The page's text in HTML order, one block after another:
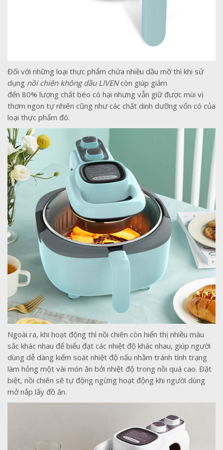
Đối với những loại thực phẩm chứa nhiều dầu mỡ thì khi sử
dụng nồi chiên không dầu LIVENcòn giúp giảm
đến 80% lượng chất béo có hại nhưng vẫn giữ được mùi vị
thơm ngon tự nhiên cũng như các chất dinh dưỡng vốn có của
loại thực phẩm đó.
Ngoài ra, khi hoạt động thì nồi chiên còn hiển thị nhiều màu
sắc khác nhau để biểu đạt các nhiệt độ khác nhau, giúp người
dùng dễ dàng kiểm soát nhiệt độ nấu nhằm tránh tình trạng
làm hỏng một vài món ăn bởi nhiệt độ trong nồi quá cao. Đặt
biệt, nồi chiên sẽ tự động ngừng hoạt động khi người dùng
mở nắp lấy đồ ăn.